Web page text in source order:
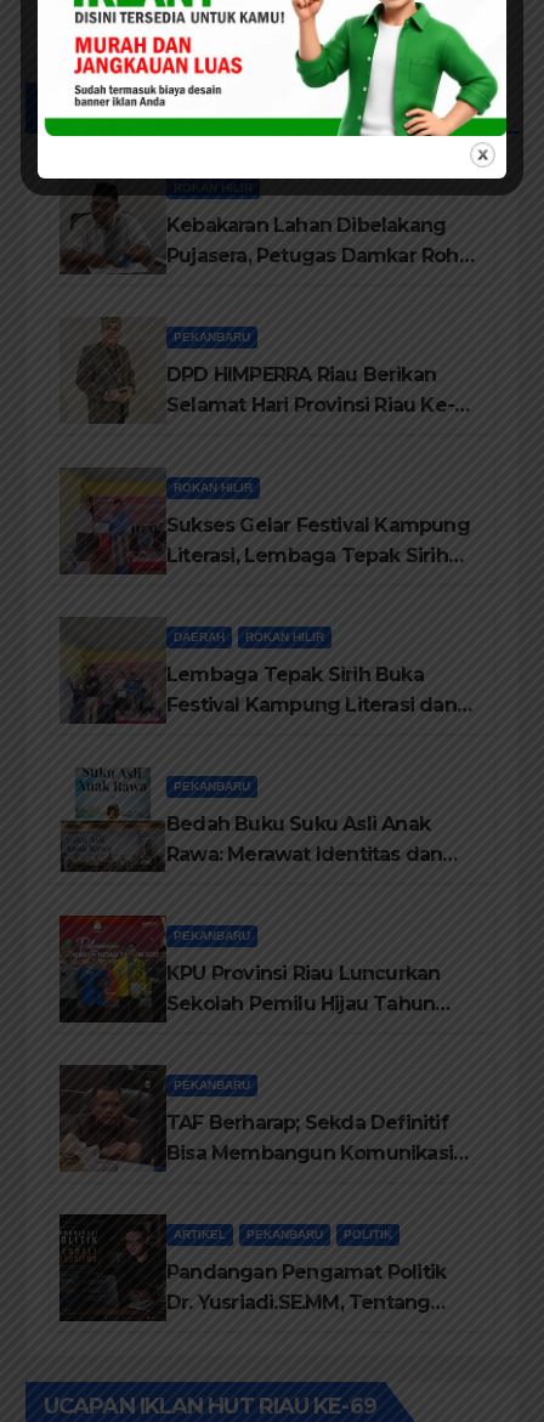
Posts List
ROKAN HILIR
Kebakaran Lahan Dibelakang
Pujasera, Petugas Damkar Rohil
PEKANBARU
DPD HIMPERRA Riau Berikan
Selamat Hari Provinsi Riau Ke-
ROKAN HILIR
Sukses Gelar Festival Kampung
Literasi, Lembaga Tepak Sirih
DAERAH ROKAN HILIR
Lembaga Tepak Sirih Buka
Festival Kampung Literasi dan
PEKANBARU
Bedah Buku Suku Asli Anak
Rawa: Merawat Identitas dan
PEKANBARU
KPU Provinsi Riau Luncurkan
Sekolah Pemilu Hijau Tahun
Lingkungan
PEKANBARU
TAF Berharap; Sekda Definitif
Bisa Membangun Komunikasi
ARTIKEL PEKANBARU POLITIK
Pandangan Pengamat Politik
Dr. Yusriadi.SE.MM, Tentang
UCAPAN IKLAN HUT RIAU KE-69